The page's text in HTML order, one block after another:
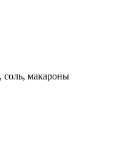
соль, макароны